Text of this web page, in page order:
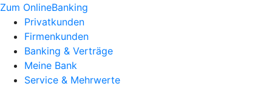
Zum OnlineBanking
Privatkunden
Firmenkunden
Banking & Verträge
Meine Bank
Service & Mehrwerte